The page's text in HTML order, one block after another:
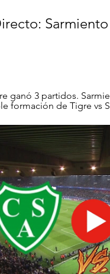
ganó 3 partidos.
formación de Tigre vs